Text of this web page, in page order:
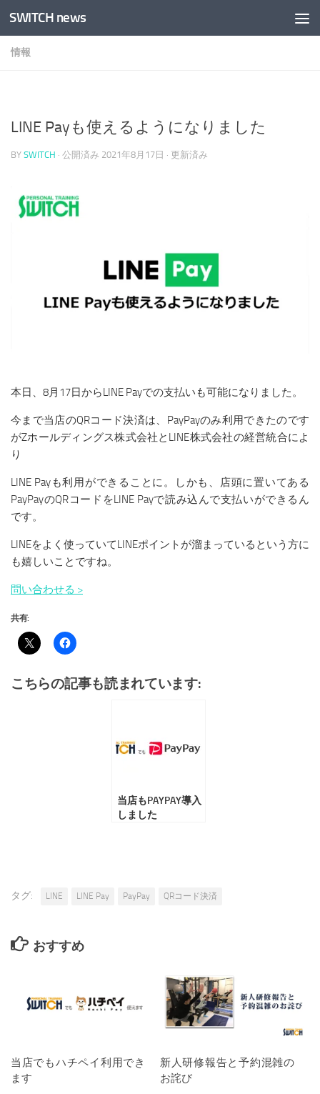
コンテンツへスキップ
SWITCH news
情報
LINE Payも使えるようになりました
BY SWITCH · 公開済み 2021年8月17日 · 更新済み
本日、8月17日からLINE Payでの支払いも可能になりました。
今まで当店のQRコード決済は、PayPayのみ利用できたのです
がZホールディングス株式会社とLINE株式会社の経営統合によ
り
LINE Payも利用ができることに。しかも、店頭に置いてある
PayPayのQRコードをLINE Payで読み込んで支払いができるん
です。
LINEをよく使っていてLINEポイントが溜まっているという方に
も嬉しいことですね。
問い合わせる >
共有:
こちらの記事も読まれています:
当店もPAYPAY導入
しました
タグ: LINE LINE Pay PayPay QRコード決済
おすすめ
当店でもハチペイ利用でき
ます
新人研修報告と予約混雑の
お詫び